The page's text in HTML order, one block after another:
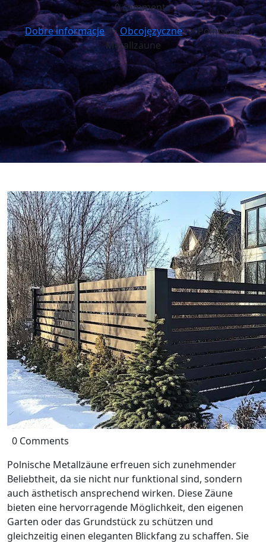
0 comments
Dobre informacje>>Obcojęzyczne>> Polnische
Metallzäune
0 Comments
Polnische Metallzäune erfreuen sich zunehmender
Beliebtheit, da sie nicht nur funktional sind, sondern
auch ästhetisch ansprechend wirken. Diese Zäune
bieten eine hervorragende Möglichkeit, den eigenen
Garten oder das Grundstück zu schützen und
gleichzeitig einen eleganten Blickfang zu schaffen. Sie